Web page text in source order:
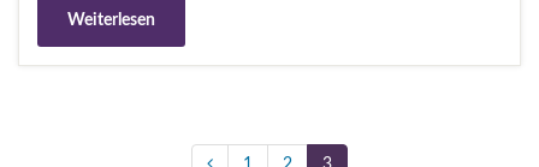
Weiterlesen